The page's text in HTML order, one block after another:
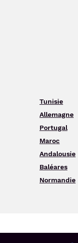
Tunisie
Allemagne
Portugal
Maroc
Andalousie
Baléares
Normandie